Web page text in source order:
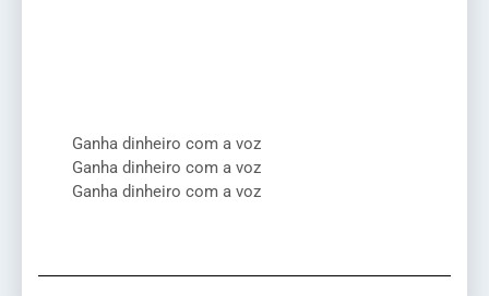
Ganha dinheiro com a voz
Ganha dinheiro com a voz
Ganha dinheiro com a voz